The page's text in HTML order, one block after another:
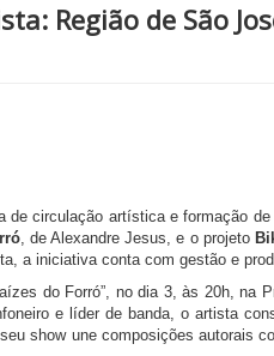
Região de São
de circulação artística e formação
, de Alexandre Jesus, e o projeto
a iniciativa conta com gestão e
do Forró”, no dia 3, às 20h,
e líder de banda, o artista
show une composições autorais